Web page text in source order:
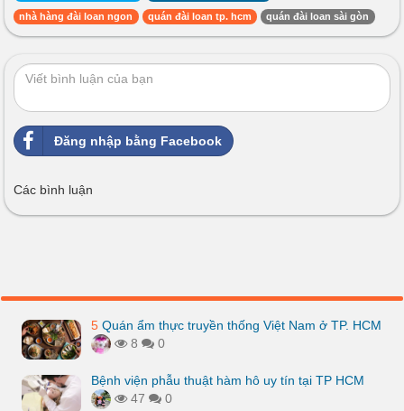
nhà hàng đài loan ngon quán đài loan tp. hcm quán đài loan sài gòn
Đăng nhập bằng Facebook
Các bình luận
5 Quán ẩm thực truyền thống Việt Nam ở TP. HCM
8
0
Bệnh viện phẫu thuật hàm hô uy tín tại TP HCM
47
0